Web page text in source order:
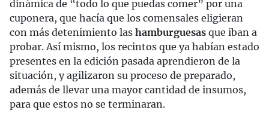
dinámica de “todo lo que puedas comer” por una
cuponera, que hacía que los comensales eligieran
con más detenimiento las hamburguesas que iban a
probar. Así mismo, los recintos que ya habían estado
presentes en la edición pasada aprendieron de la
situación, y agilizaron su proceso de preparado,
además de llevar una mayor cantidad de insumos,
para que estos no se terminaran.